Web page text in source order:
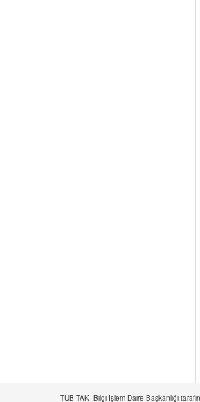
TÜBİTAK- Bilgi İşlem Daire Başkanlığı